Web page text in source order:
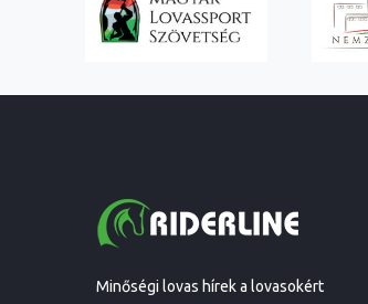
Minőségi lovas hírek a lovasokért